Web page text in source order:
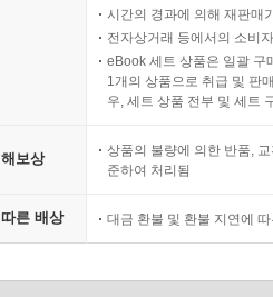
시간의 경과에 의해 재판매
전자상거래 등에서의 소비
eBook 세트 상품은 일괄 구
1개의 상품으로 취급 및 판
우, 세트 상품 전부 및 세트
보상
상품의 불량에 의한 반품,
준하여 처리됨
른 배상 대금 환불 및 환불 지연에